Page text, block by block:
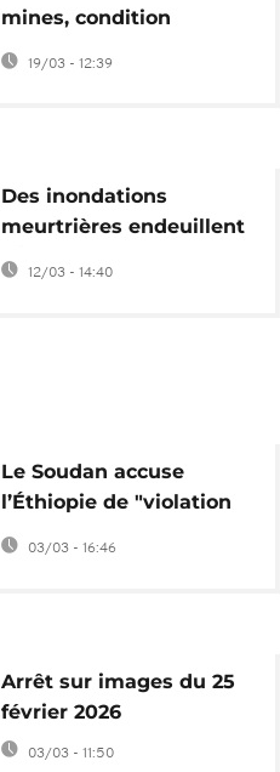
mines, condition
préalable à un accès
humanitaire
19/03 - 12:39
Des inondations
meurtrières endeuillent
l'Éthiopie et le Kenya
12/03 - 14:40
Le Soudan accuse
l’Éthiopie de "violation
flagrante" de sa
souveraineté
03/03 - 16:46
Arrêt sur images du 25
février 2026
03/03 - 11:50